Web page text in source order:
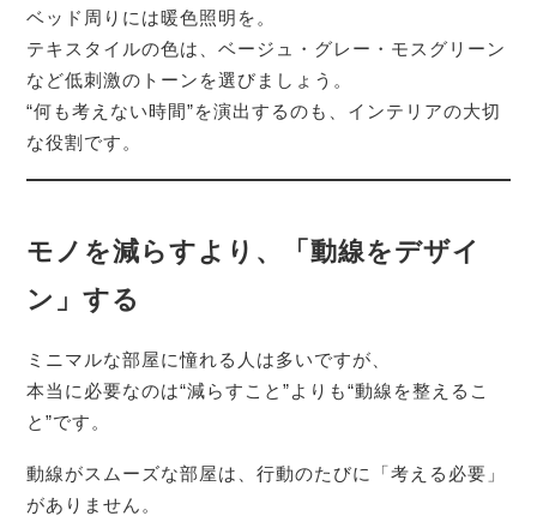
ベッド周りには暖色照明を。
テキスタイルの色は、ベージュ・グレー・モスグリーン
など低刺激のトーンを選びましょう。
“何も考えない時間”を演出するのも、インテリアの大切
な役割です。
モノを減らすより、「動線をデザイ
ン」する
ミニマルな部屋に憧れる人は多いですが、
本当に必要なのは“減らすこと”よりも“動線を整えるこ
と”です。
動線がスムーズな部屋は、行動のたびに「考える必要」
がありません。